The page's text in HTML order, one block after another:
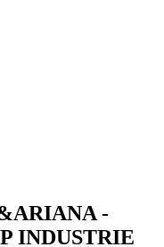
-
INDUSTRIE